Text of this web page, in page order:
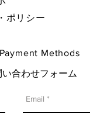
ポリシー
Methods
合わせフォーム